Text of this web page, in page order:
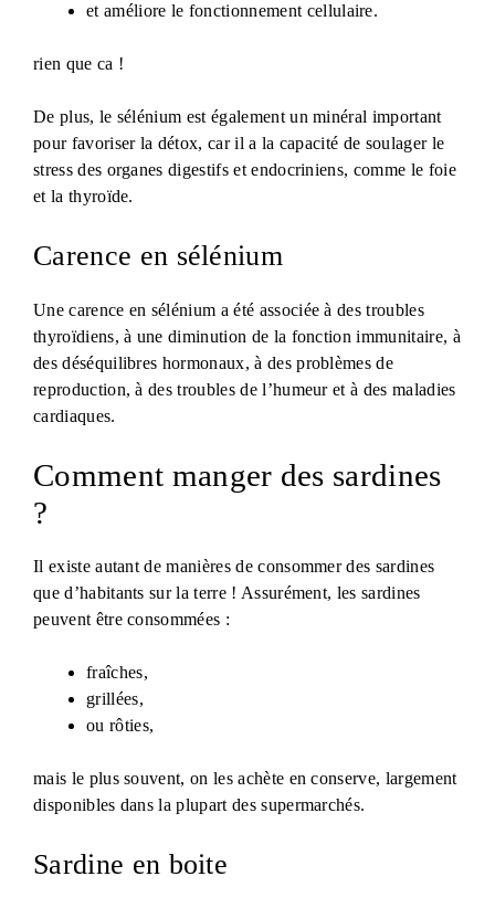
et améliore le fonctionnement cellulaire.
rien que ca !
De plus, le sélénium est également un minéral important
pour favoriser la détox, car il a la capacité de soulager le
stress des organes digestifs et endocriniens, comme le foie
et la thyroïde.
Carence en sélénium
Une carence en sélénium a été associée à des troubles
thyroïdiens, à une diminution de la fonction immunitaire, à
des déséquilibres hormonaux, à des problèmes de
reproduction, à des troubles de l’humeur et à des maladies
cardiaques.
Comment manger des sardines
?
Il existe autant de manières de consommer des sardines
que d’habitants sur la terre ! Assurément, les sardines
peuvent être consommées :
fraîches,
grillées,
ou rôties,
mais le plus souvent, on les achète en conserve, largement
disponibles dans la plupart des supermarchés.
Sardine en boite